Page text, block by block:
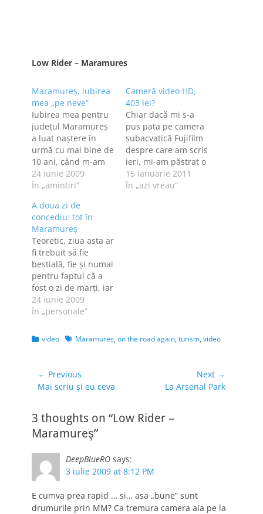
Low Rider – Maramures
Maramureş, iubirea
mea „pe neve”
Iubirea mea pentru
judeţul Maramureş
a luat naştere în
urmă cu mai bine de
10 ani, când m-am
îndrăgostit de poza
unui
Fotografia mi-o
arătase sora
frumosului băiat,
internată în acelaşi
salon cu mine într-
un spital din Târgu
Mureş. Amândouă
eram departe de
casă, iar faptul că
între noi…
24 iunie 2009
În „amintiri”
Cameră video HD,
403 lei?
Chiar dacă mi s-a
pus pata pe camera
subacvatică Fujifilm
despre care am scris
ieri, mi-am păstrat o
doză de raţiune şi-
am pornit în
15 ianuarie 2011
În „azi vreau”
A doua zi de
concediu: tot în
Maramureş
Teoretic, ziua asta ar
fi trebuit să fie
bestială, fie şi numai
pentru faptul că a
fost o zi de marţi, iar
eu - se ştie, iar dacă
nu se ştie, se află :D
intens. N-a fost o zi
super…
24 iunie 2009
În „personale”
Categories
video TagsMaramureş, on the road again, turism, video
Navigare
în
← Previous
Previous
Mai scriu şi eu ceva
Next →
La Arsenal Park
3 thoughts on “Low Rider –
Maramureş”
DeepBlueRO says:
3 iulie 2009 at 8:12 PM
E cumva prea rapid … si… asa „bune” sunt
drumurile prin MM? Ca tremura camera aia pe la